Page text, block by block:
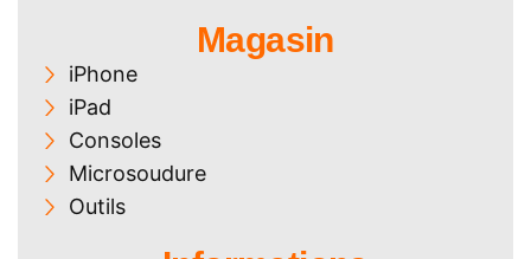
Magasin
iPhone
iPad
Consoles
Microsoudure
Outils